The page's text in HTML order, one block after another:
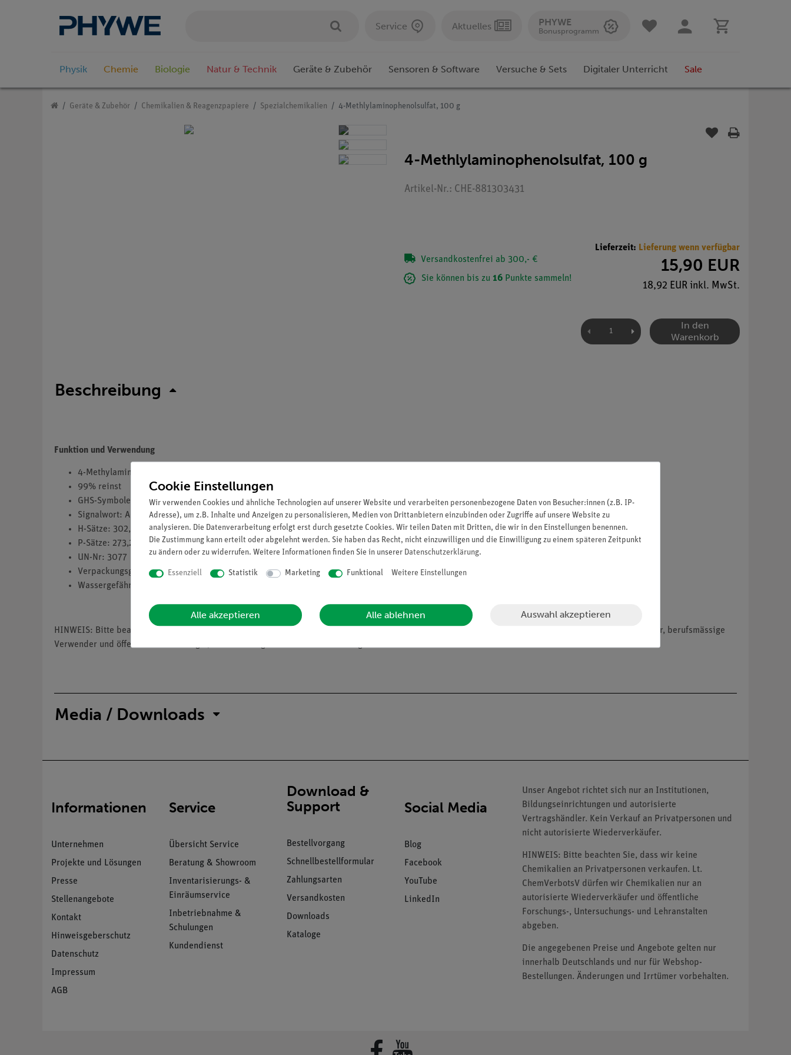
Service Aktuelles PHYWE
Bonusprogramm
Physik Chemie Biologie Natur & Technik Geräte & Zubehör Sensoren & Software Versuche & Sets Digitaler Unterricht Sale
Geräte & Zubehör Chemikalien & Reagenzpapiere Spezialchemikalien 4-Methlylaminophenolsulfat, 100 g
4-Methlylaminophenolsulfat, 100 g
Artikel-Nr.: CHE-881303431
Versandkostenfrei ab 300,- €
Sie können bis zu 16 Punkte sammeln!
Lieferzeit: Lieferung wenn verfügbar
15,90 EUR
18,92 EUR inkl. MwSt.
In den
Warenkorb
Beschreibung
Funktion und Verwendung
4-Methylaminophenolsulfat
99% reinst
GHS-Symbole(s): GHS07,GHS08,GHS09
Signalwort: Achtung
H-Sätze: 302,317,373,410
P-Sätze: 273,280,314
UN-Nr: 3077
Verpackungsgruppe: 3
Wassergefährdungsklasse: 3
HINWEIS: Bitte beachten Sie, dass wir keine Chemikalien an Privatpersonen verkaufen. Lt. ChemVerbotsV dürfen wir Chemikalien nur an Wiederverkäufer, berufsmässige
Verwender und öffentliche Forschungs-, Untersuchungs- und Lehranstalten abgeben.
Media / Downloads
Informationen
Unternehmen
Projekte und Lösungen
Presse
Stellenangebote
Kontakt
Hinweisgeberschutz
Datenschutz
Impressum
AGB
Service
Übersicht Service
Beratung & Showroom
Inventarisierungs- &
Einräumservice
Inbetriebnahme &
Schulungen
Kundendienst
Download &
Support
Bestellvorgang
Schnellbestellformular
Zahlungsarten
Versandkosten
Downloads
Kataloge
Social Media
Blog
Facebook
YouTube
LinkedIn
Unser Angebot richtet sich nur an Institutionen,
Bildungseinrichtungen und autorisierte
Vertragshändler. Kein Verkauf an Privatpersonen und
nicht autorisierte Wiederverkäufer.
HINWEIS: Bitte beachten Sie, dass wir keine
Chemikalien an Privatpersonen verkaufen. Lt.
ChemVerbotsV dürfen wir Chemikalien nur an
autorisierte Wiederverkäufer und öffentliche
Forschungs-, Untersuchungs- und Lehranstalten
abgeben.
Die angegebenen Preise und Angebote gelten nur
innerhalb Deutschlands und nur für Webshop-
Bestellungen. Änderungen und Irrtümer vorbehalten.
Cookie Einstellungen
Wir verwenden Cookies und ähnliche Technologien auf unserer Website und verarbeiten personenbezogene Daten von Besucher:innen (z.B. IP-
Adresse), um z.B. Inhalte und Anzeigen zu personalisieren, Medien von Drittanbietern einzubinden oder Zugriffe auf unsere Website zu
analysieren. Die Datenverarbeitung erfolgt erst durch gesetzte Cookies. Wir teilen Daten mit Dritten, die wir in den Einstellungen benennen.
Die Zustimmung kann erteilt oder abgelehnt werden. Sie haben das Recht, nicht einzuwilligen und die Einwilligung zu einem späteren Zeitpunkt
zu ändern oder zu widerrufen. Weitere Informationen finden Sie in unserer Daten­schutz­erklärung.
Essenziell Statistik Marketing Funktional Weitere Einstellungen
Alle akzeptieren Alle ablehnen Auswahl akzeptieren